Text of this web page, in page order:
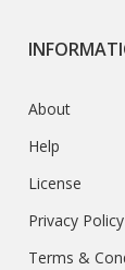
About
Help
License
Privacy Policy
Terms &